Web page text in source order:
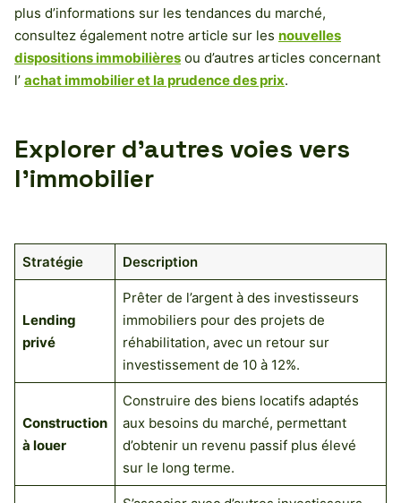
plus d’informations sur les tendances du marché,
consultez également notre article sur les nouvelles
dispositions immobilières ou d’autres articles concernant
l’ achat immobilier et la prudence des prix.
Explorer d’autres voies vers
l’immobilier
Stratégie Description
Lending
privé
Prêter de l’argent à des investisseurs
immobiliers pour des projets de
réhabilitation, avec un retour sur
investissement de 10 à 12%.
Construction
à louer
Construire des biens locatifs adaptés
aux besoins du marché, permettant
d’obtenir un revenu passif plus élevé
sur le long terme.